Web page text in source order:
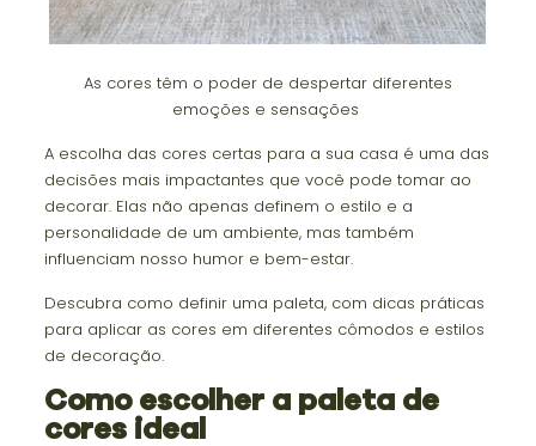
As cores têm o poder de despertar diferentes
emoções e sensações
A escolha das cores certas para a sua casa é uma das
decisões mais impactantes que você pode tomar ao
decorar. Elas não apenas definem o estilo e a
personalidade de um ambiente, mas também
influenciam nosso humor e bem-estar.
Descubra como definir uma paleta, com dicas práticas
para aplicar as cores em diferentes cômodos e estilos
de decoração.
Como escolher a paleta de
cores ideal